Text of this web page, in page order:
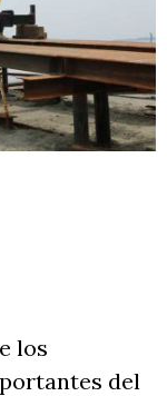
los
del